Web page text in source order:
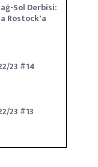
Sol Derbisi:
Rostock'a
23 #14
23 #13